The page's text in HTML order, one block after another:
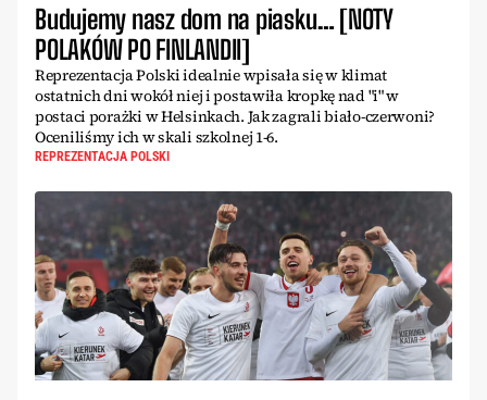
Budujemy nasz dom na piasku… [NOTY
POLAKÓW PO FINLANDII]
Reprezentacja Polski idealnie wpisała się w klimat
ostatnich dni wokół niej i postawiła kropkę nad "i" w
postaci porażki w Helsinkach. Jak zagrali biało-czerwoni?
Oceniliśmy ich w skali szkolnej 1-6.
REPREZENTACJA POLSKI